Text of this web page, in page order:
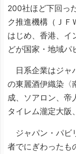
200社ほど下回っ
ク推進機構（ＪＦ
はじめ、香港、イ
どが国家・地域パ
日系企業はジャ
の東麗酒伊織染〈
成、ソアロン、帝
タイレム瀧定大阪
ジャパン・パビ
者でにぎわったも